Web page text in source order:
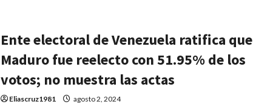
triunfa
en
Chile
y
oro
para
México
en
Ente electoral de Venezuela ratifica que
Maduro fue reelecto con 51.95% de los
votos; no muestra las actas
Eliascruz1981 agosto 2, 2024